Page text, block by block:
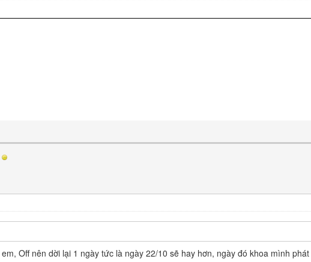
Off nên dời lại 1 ngày tức là ngày 22/10 sẽ hay hơn, ngày đó khoa mình